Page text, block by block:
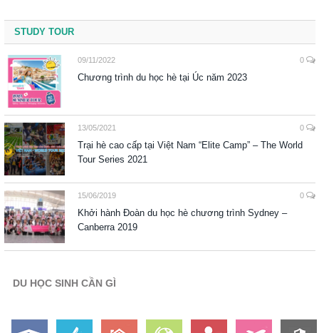
STUDY TOUR
09/11/2022 0
Chương trình du học hè tại Úc năm 2023
13/05/2021 0
Trại hè cao cấp tại Việt Nam “Elite Camp” – The World
Tour Series 2021
15/06/2019 0
Khởi hành Đoàn du học hè chương trình Sydney –
Canberra 2019
DU HỌC SINH CẦN GÌ